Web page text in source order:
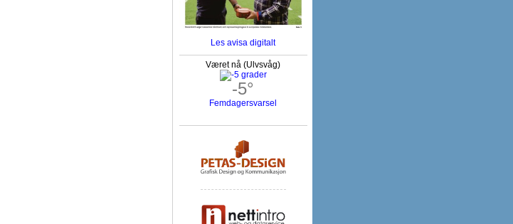
Les avisa digitalt
Været nå (Ulvsvåg)
-5°
Femdagersvarsel